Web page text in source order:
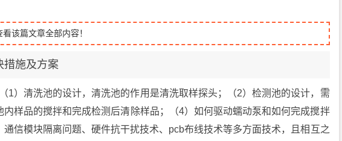
该篇文章全部内容！
措施及方案
1）清洗池的设计，清洗池的作用是清洗取样探头；（2）检测池的设计，需
样品的搅拌和完成检测后清除样品；（4）如何驱动蠕动泵和如何完成搅拌
信模块隔离问题、硬件抗干扰技术、pcb布线技术等多方面技术，且相互之